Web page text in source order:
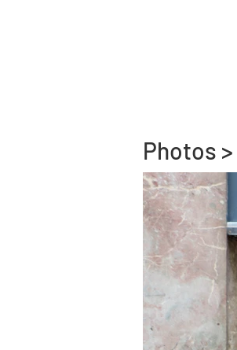
Photos >